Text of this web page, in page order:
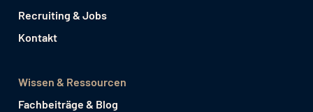
Recruiting & Jobs
Kontakt
Wissen & Ressourcen
Fachbeiträge & Blog